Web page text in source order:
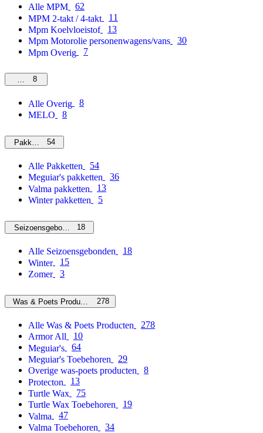
Alle MPM
62
MPM 2-takt / 4-takt
11
Mpm Koelvloeistof
13
Mpm Motorolie personenwagens/vans
30
Mpm Overig
7
Overig
8
Alle Overig
8
MELO
8
Pakketten54
Alle Pakketten
54
Meguiar's pakketten
36
Valma pakketten
13
Winter pakketten
5
Seizoensgebonden18
Alle Seizoensgebonden
18
Winter
15
Zomer
3
Was & Poets Producten 278
Alle Was & Poets Producten
278
Armor All
10
Meguiar's
64
Meguiar's Toebehoren
29
Overige was-poets producten
8
Protecton
13
Turtle Wax
75
Turtle Wax Toebehoren
19
Valma
47
Valma Toebehoren
34